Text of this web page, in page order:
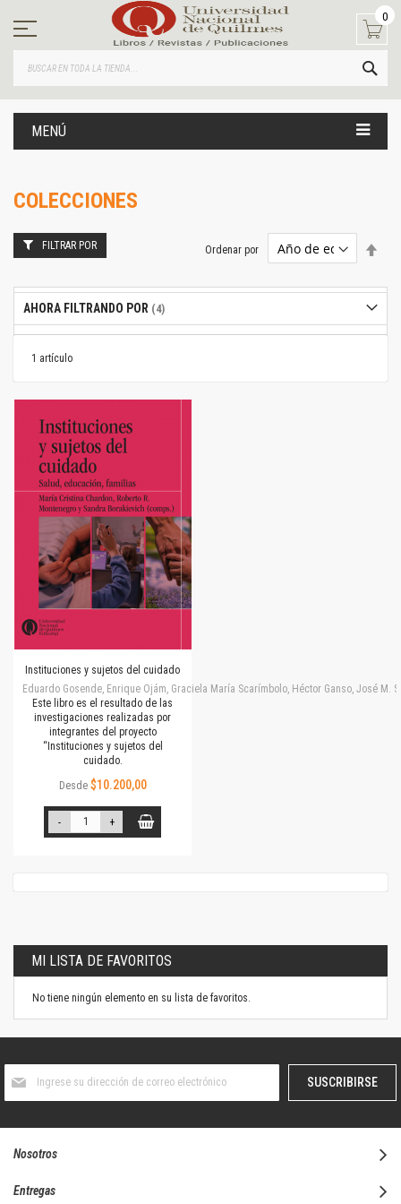
contenido
0
MENÚ
COLECCIONES
1 artículo
Ordenar por
Instituciones y sujetos del cuidado
Eduardo Gosende, Enrique Ojám, Graciela María Scarímbolo, Héctor Ganso, José
Este libro es el resultado de las
investigaciones realizadas por
integrantes del proyecto
“Instituciones y sujetos del
cuidado.
Desde $10.200,00
- +
FILTRAR POR
AHORA FILTRANDO POR
MI LISTA DE FAVORITOS
No tiene ningún elemento en su lista de favoritos.
boletín
SUSCRIBIRSE
Nosotros
Entregas